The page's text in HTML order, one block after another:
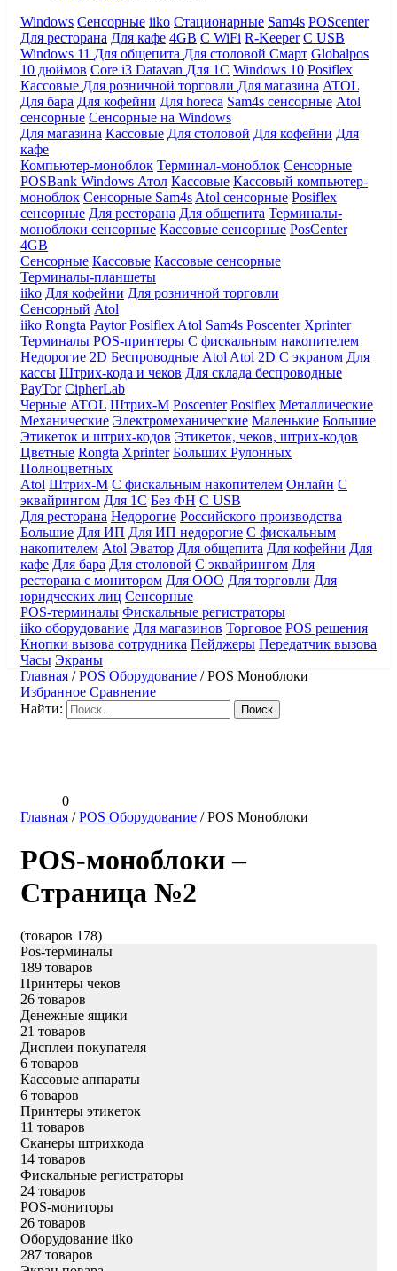
Windows Сенсорные iiko Стационарные Sam4s POScenter
Для ресторана Для кафе 4GB С WiFi R-Keeper С USB
Windows 11 Для общепита Для столовой Смарт Globalpos
10 дюймов Core i3 Datavan Для 1С Windows 10 Posiflex
Кассовые Для розничной торговли Для магазина ATOL
Для бара Для кофейни Для horeca Sam4s сенсорные Atol
сенсорные Сенсорные на Windows
Для магазина Кассовые Для столовой Для кофейни Для
кафе
Компьютер-моноблок Терминал-моноблок Сенсорные
POSBank Windows Атол Кассовые Кассовый компьютер-
моноблок Сенсорные Sam4s Atol сенсорные Posiflex
сенсорные Для ресторана Для общепита Терминалы-
моноблоки сенсорные Кассовые сенсорные PosCenter
4GB
Сенсорные Кассовые Кассовые сенсорные
Терминалы-планшеты
iiko Для кофейни Для розничной торговли
Сенсорный Atol
iiko Rongta Paytor Posiflex Atol Sam4s Poscenter Xprinter
Терминалы POS-принтеры С фискальным накопителем
Недорогие 2D Беспроводные Atol Atol 2D С экраном Для
кассы Штрих-кода и чеков Для склада беспроводные
PayTor CipherLab
Черные ATOL Штрих-М Poscenter Posiflex Металлические
Механические Электромеханические Маленькие Большие
Этикеток и штрих-кодов Этикеток, чеков, штрих-кодов
Цветные Rongta Xprinter Больших Рулонных
Полноцветных
Atol Штрих-М С фискальным накопителем Онлайн С
эквайрингом Для 1С Без ФН С USB
Для ресторана Недорогие Российского производства
Большие Для ИП Для ИП недорогие С фискальным
накопителем Atol Эватор Для общепита Для кофейни Для
кафе Для бара Для столовой С эквайрингом Для
ресторана с монитором Для ООО Для торговли Для
юридческих лиц Сенсорные
POS-терминалы Фискальные регистраторы
iiko оборудование Для магазинов Торговое POS решения
Кнопки вызова сотрудника Пейджеры Передатчик вызова
Часы Экраны
Главная /POS Оборудование /POS Моноблоки
Избранное Сравнение
Найти:
0
Главная /POS Оборудование /POS Моноблоки
POS-моноблоки –
Страница №2
(товаров 178)
Pos-терминалы
189 товаров
Принтеры чеков
26 товаров
Денежные ящики
21 товаров
Дисплеи покупателя
6 товаров
Кассовые аппараты
6 товаров
Принтеры этикеток
11 товаров
Сканеры штрихкода
14 товаров
Фискальные регистраторы
24 товаров
POS-мониторы
26 товаров
Оборудование iiko
287 товаров